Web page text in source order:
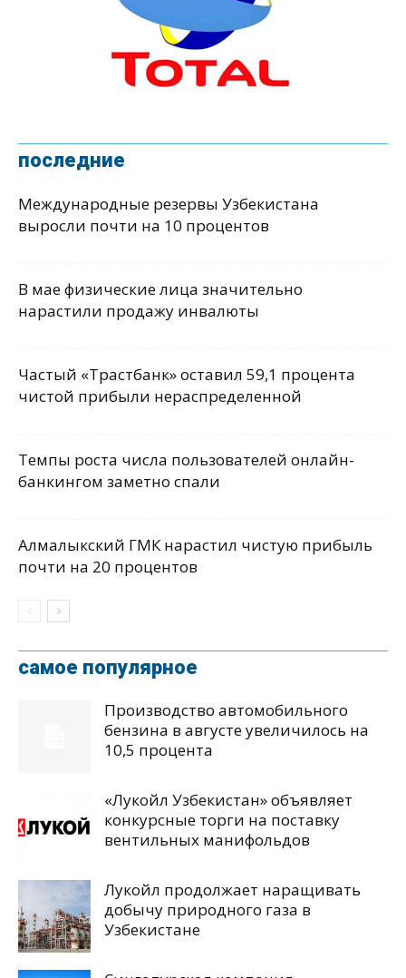
последние
Международные резервы Узбекистана
выросли почти на 10 процентов
В мае физические лица значительно
нарастили продажу инвалюты
Частый «Трастбанк» оставил 59,1 процента
чистой прибыли нераспределенной
Темпы роста числа пользователей онлайн-
банкингом заметно спали
Алмалыкский ГМК нарастил чистую прибыль
почти на 20 процентов
самое популярное
Производство автомобильного
бензина в августе увеличилось на
10,5 процента
«Лукойл Узбекистан» объявляет
конкурсные торги на поставку
вентильных манифольдов
Лукойл продолжает наращивать
добычу природного газа в
Узбекистане